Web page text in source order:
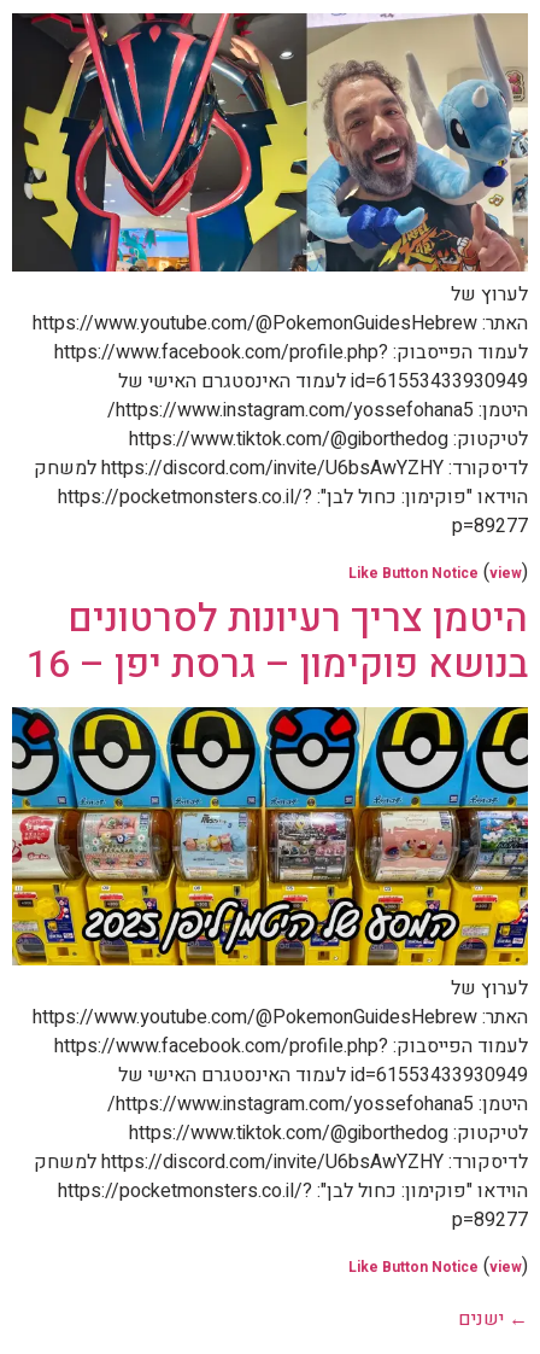
לערוץ של
האתר: https://www.youtube.com/@PokemonGuidesHebrew
לעמוד הפייסבוק: https://www.facebook.com/profile.php?
id=61553433930949 לעמוד האינסטגרם האישי של
היטמן: https://www.instagram.com/yossefohana5/
לטיקטוק: https://www.tiktok.com/@giborthedog
לדיסקורד: https://discord.com/invite/U6bsAwYZHY למשחק
הוידאו "פוקימון: כחול לבן": https://pocketmonsters.co.il/?
p=89277
Like Button Notice (view)
היטמן צריך רעיונות לסרטונים
בנושא פוקימון – גרסת יפן – 16
לערוץ של
האתר: https://www.youtube.com/@PokemonGuidesHebrew
לעמוד הפייסבוק: https://www.facebook.com/profile.php?
id=61553433930949 לעמוד האינסטגרם האישי של
היטמן: https://www.instagram.com/yossefohana5/
לטיקטוק: https://www.tiktok.com/@giborthedog
לדיסקורד: https://discord.com/invite/U6bsAwYZHY למשחק
הוידאו "פוקימון: כחול לבן": https://pocketmonsters.co.il/?
p=89277
Like Button Notice (view)
← ישנים